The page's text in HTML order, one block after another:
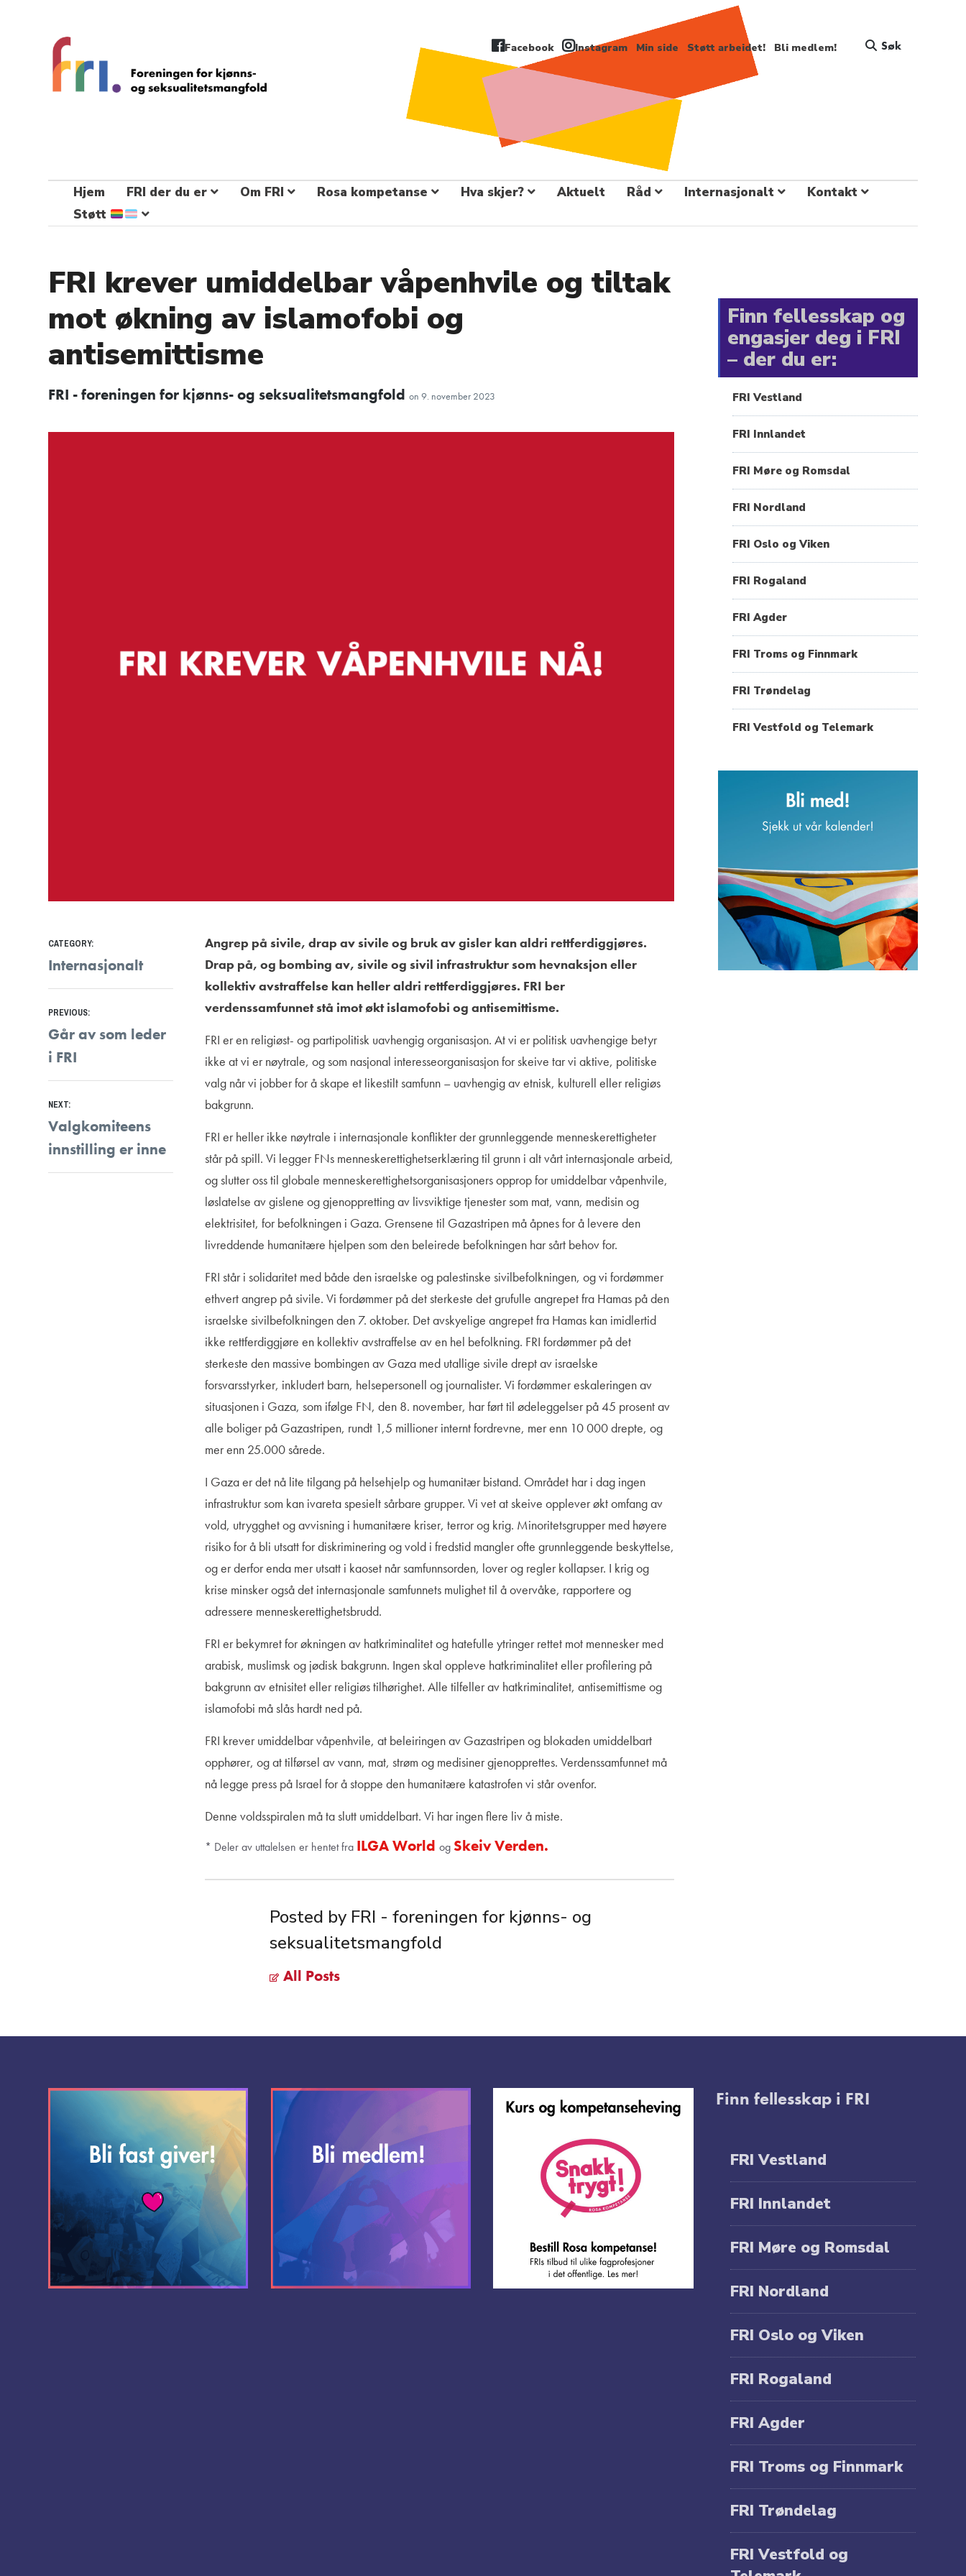
Facebook Instagram Min side Støtt arbeidet! Bli medlem! Søk
Hjem FRI der du er Om FRI Rosa kompetanse Hva skjer? Aktuelt Råd Internasjonalt
Kontakt
Støtt
FRI krever umiddelbar våpenhvile og tiltak
mot økning av islamofobi og
antisemittisme
FRI - foreningen for kjønns- og seksualitetsmangfoldon 9. november 2023
Angrep på sivile, drap av sivile og bruk av gisler kan aldri rettferdiggjøres.
Drap på, og bombing av, sivile og sivil infrastruktur som hevnaksjon eller
kollektiv avstraffelse kan heller aldri rettferdiggjøres. FRI ber
verdenssamfunnet stå imot økt islamofobi og antisemittisme.
FRI er en religiøst- og partipolitisk uavhengig organisasjon. At vi er politisk uavhengige betyr
ikke at vi er nøytrale, og som nasjonal interesseorganisasjon for skeive tar vi aktive, politiske
valg når vi jobber for å skape et likestilt samfunn – uavhengig av etnisk, kulturell eller religiøs
bakgrunn.
FRI er heller ikke nøytrale i internasjonale konflikter der grunnleggende menneskerettigheter
står på spill. Vi legger FNs menneskerettighetserklæring til grunn i alt vårt internasjonale arbeid,
og slutter oss til globale menneskerettighetsorganisasjoners opprop for umiddelbar våpenhvile,
løslatelse av gislene og gjenoppretting av livsviktige tjenester som mat, vann, medisin og
elektrisitet, for befolkningen i Gaza. Grensene til Gazastripen må åpnes for å levere den
livreddende humanitære hjelpen som den beleirede befolkningen har sårt behov for.
FRI står i solidaritet med både den israelske og palestinske sivilbefolkningen, og vi fordømmer
ethvert angrep på sivile. Vi fordømmer på det sterkeste det grufulle angrepet fra Hamas på den
israelske sivilbefolkningen den 7. oktober. Det avskyelige angrepet fra Hamas kan imidlertid
ikke rettferdiggjøre en kollektiv avstraffelse av en hel befolkning. FRI fordømmer på det
sterkeste den massive bombingen av Gaza med utallige sivile drept av israelske
forsvarsstyrker, inkludert barn, helsepersonell og journalister. Vi fordømmer eskaleringen av
situasjonen i Gaza, som ifølge FN, den 8. november, har ført til ødeleggelser på 45 prosent av
alle boliger på Gazastripen, rundt 1,5 millioner internt fordrevne, mer enn 10 000 drepte, og
mer enn 25.000 sårede.
I Gaza er det nå lite tilgang på helsehjelp og humanitær bistand. Området har i dag ingen
infrastruktur som kan ivareta spesielt sårbare grupper. Vi vet at skeive opplever økt omfang av
vold, utrygghet og avvisning i humanitære kriser, terror og krig. Minoritetsgrupper med høyere
risiko for å bli utsatt for diskriminering og vold i fredstid mangler ofte grunnleggende beskyttelse,
og er derfor enda mer utsatt i kaoset når samfunnsorden, lover og regler kollapser. I krig og
krise minsker også det internasjonale samfunnets mulighet til å overvåke, rapportere og
adressere menneskerettighetsbrudd.
FRI er bekymret for økningen av hatkriminalitet og hatefulle ytringer rettet mot mennesker med
arabisk, muslimsk og jødisk bakgrunn. Ingen skal oppleve hatkriminalitet eller profilering på
bakgrunn av etnisitet eller religiøs tilhørighet. Alle tilfeller av hatkriminalitet, antisemittisme og
islamofobi må slås hardt ned på.
FRI krever umiddelbar våpenhvile, at beleiringen av Gazastripen og blokaden umiddelbart
opphører, og at tilførsel av vann, mat, strøm og medisiner gjenopprettes. Verdenssamfunnet må
nå legge press på Israel for å stoppe den humanitære katastrofen vi står ovenfor.
Denne voldsspiralen må ta slutt umiddelbart. Vi har ingen flere liv å miste.
* Deler av uttalelsen er hentet fra ILGA World og Skeiv Verden.
CATEGORY:
Internasjonalt
Innleggsnavigasjon
PREVIOUS:
Previous
post:
Går av som leder
i FRI
NEXT:
Next
post:
Valgkomiteens
innstilling er inne
Posted by FRI - foreningen for kjønns- og
seksualitetsmangfold
All Posts
Finn fellesskap og
engasjer deg i FRI
– der du er:
FRI Vestland
FRI Innlandet
FRI Møre og Romsdal
FRI Nordland
FRI Oslo og Viken
FRI Rogaland
FRI Agder
FRI Troms og Finnmark
FRI Trøndelag
FRI Vestfold og Telemark
Finn fellesskap i FRI
FRI Vestland
FRI Innlandet
FRI Møre og Romsdal
FRI Nordland
FRI Oslo og Viken
FRI Rogaland
FRI Agder
FRI Troms og Finnmark
FRI Trøndelag
FRI Vestfold og